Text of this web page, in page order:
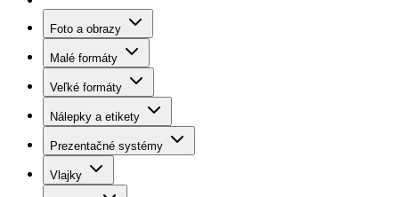
Foto a obrazy
Malé formáty
Veľké formáty
Nálepky a etikety
Prezentačné systémy
Vlajky